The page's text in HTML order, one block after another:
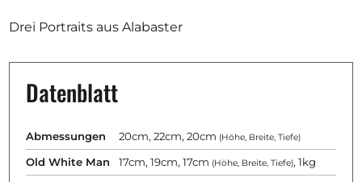
Drei Portraits aus Alabaster
Datenblatt
Abmessungen 20cm, 22cm, 20cm (Höhe, Breite, Tiefe)
Old White Man 17cm, 19cm, 17cm (Höhe, Breite, Tiefe), 1kg